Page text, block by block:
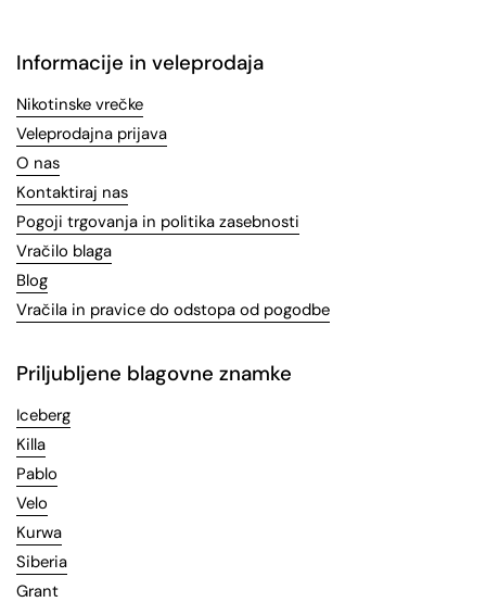
Informacije in veleprodaja
Nikotinske vrečke
Veleprodajna prijava
O nas
Kontaktiraj nas
Pogoji trgovanja in politika zasebnosti
Vračilo blaga
Blog
Vračila in pravice do odstopa od pogodbe
Priljubljene blagovne znamke
Iceberg
Killa
Pablo
Velo
Kurwa
Siberia
Grant